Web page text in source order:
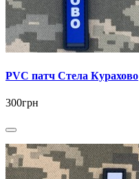
PVC патч Стела Курахово
300грн